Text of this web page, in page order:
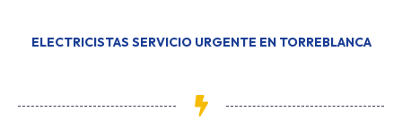
ELECTRICISTAS SERVICIO URGENTE EN TORREBLANCA